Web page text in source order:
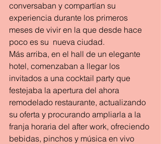
conversaban y compartían su
experiencia durante los primeros
meses de vivir en la que desde hace
poco es su  nueva ciudad.
Más arriba, en el hall de un elegante
hotel, comenzaban a llegar los
invitados a una cocktail party que
festejaba la apertura del ahora
remodelado restaurante, actualizando
su oferta y procurando ampliarla a la
franja horaria del after work, ofreciendo
bebidas, pinchos y música en vivo